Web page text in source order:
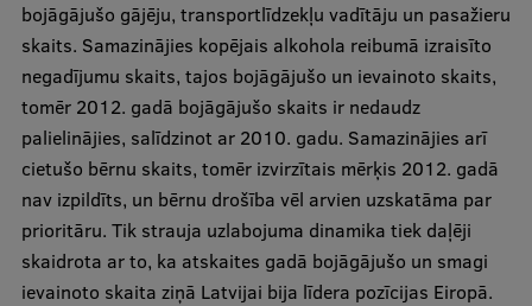
EURAXESS RSU kontaktpunkts
EATRIS koordinators Latvijā
bojāgājušo gājēju, transportlīdzekļu vadītāju un pasažieru
skaits. Samazinājies kopējais alkohola reibumā izraisīto
negadījumu skaits, tajos bojāgājušo un ievainoto skaits,
tomēr 2012. gadā bojāgājušo skaits ir nedaudz
palielinājies, salīdzinot ar 2010. gadu. Samazinājies arī
cietušo bērnu skaits, tomēr izvirzītais mērķis 2012. gadā
nav izpildīts, un bērnu drošība vēl arvien uzskatāma par
prioritāru. Tik strauja uzlabojuma dinamika tiek daļēji
skaidrota ar to, ka atskaites gadā bojāgājušo un smagi
ievainoto skaita ziņā Latvijai bija līdera pozīcijas Eiropā.